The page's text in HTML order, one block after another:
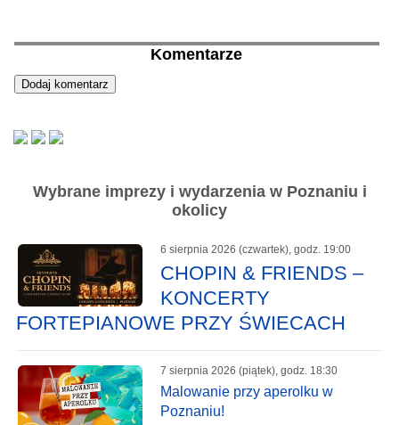
Komentarze
Wybrane imprezy i wydarzenia w Poznaniu i
okolicy
6 sierpnia 2026 (czwartek), godz. 19:00
CHOPIN & FRIENDS –
KONCERTY
FORTEPIANOWE PRZY ŚWIECACH
7 sierpnia 2026 (piątek), godz. 18:30
Malowanie przy aperolku w
Poznaniu!